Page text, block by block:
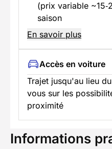
(prix variable
saison
En savoir plus
Accès en voiture
Trajet jusqu'au lieu
vous sur les
proximité
Informations